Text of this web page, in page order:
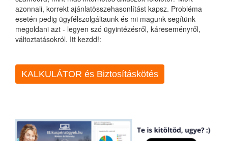
azonnali, korrekt ajánlatösszehasonlítást kapsz. Probléma
esetén pedig ügyfélszolgáltaunk és mi magunk segítünk
megoldani azt - legyen szó ügyintézésről, káreseményről,
változtatásokról. Itt kezdd!:
KALKULÁTOR és Biztosításkötés